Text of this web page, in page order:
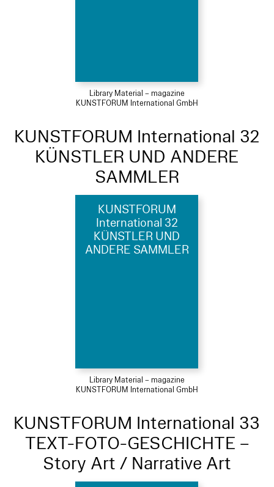
Library Material – magazine
KUNSTFORUM International GmbH
KUNSTFORUM International 32
KÜNSTLER UND ANDERE
SAMMLER
KUNSTFORUM
International 32
KÜNSTLER UND
ANDERE SAMMLER
Library Material – magazine
KUNSTFORUM International GmbH
KUNSTFORUM International 33
TEXT-FOTO-GESCHICHTE –
Story Art / Narrative Art